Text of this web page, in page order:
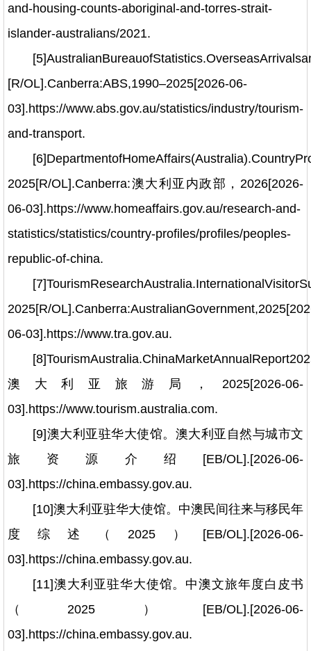
and-housing-counts-aboriginal-and-torres-strait-
islander-australians/2021.
[R/OL].Canberra:ABS,1990–2025[2026-06-
03].https://www.abs.gov.au/statistics/industry/tourism-
and-transport.
2025[R/OL].Canberra:澳大利亚内政部，2026[2026-
06-03].https://www.homeaffairs.gov.au/research-and-
statistics/statistics/country-profiles/profiles/peoples-
republic-of-china.
2025[R/
06-03].https://www.tra.gov.au.
澳大利亚旅游局，2025[2026-06-
03].https://www.tourism.australia.com.
[9]澳大利亚驻华大使馆。澳大利亚自然与城市文
旅资源介绍[EB/OL].[2026-06-
03].https://china.embassy.gov.au.
[10]澳大利亚驻华大使馆。中澳民间往来与移民年
度综述（2025）[EB/OL].[2026-06-
03].https://china.embassy.gov.au.
[11]澳大利亚驻华大使馆。中澳文旅年度白皮书
（2025）[EB/OL].[2026-06-
03].https://china.embassy.gov.au.